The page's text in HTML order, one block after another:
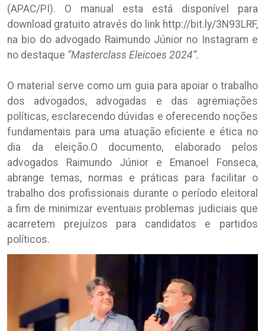
(APAC/PI). O manual esta está disponível para
download gratuito através do link http://bit.ly/3N93LRF,
na bio do advogado Raimundo Júnior no Instagram e
no destaque “Masterclass Eleicoes 2024”.
O material serve como um guia para apoiar o trabalho
dos advogados, advogadas e das agremiações
políticas, esclarecendo dúvidas e oferecendo noções
fundamentais para uma atuação eficiente e ética no
dia da eleição.O documento, elaborado pelos
advogados Raimundo Júnior e Emanoel Fonseca,
abrange temas, normas e práticas para facilitar o
trabalho dos profissionais durante o período eleitoral
a fim de minimizar eventuais problemas judiciais que
acarretem prejuízos para candidatos e partidos
políticos.